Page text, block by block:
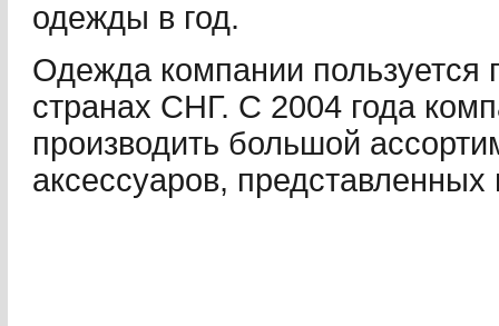
одежды в год.
Одежда компании пользуется
странах СНГ. С 2004 года
производить большой
аксессуаров,